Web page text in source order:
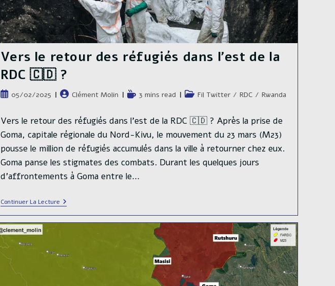
Vers le retour des réfugiés dans l’est de la
RDC 🇨🇩 ?
Publication
05/02/2025
Auteur/autrice
la
publication :
Clément Molin
Temps
lecture :
3 mins read
PostFil Twitter / RDC / Rwanda
Vers le retour des réfugiés dans l'est de la RDC 🇨🇩 ? Après la prise de
Goma, capitale régionale du Nord-Kivu, le mouvement du 23 mars (M23)
pousse le million de réfugiés accumulés dans la ville à retourner chez eux.
Goma panse les stigmates des combats. Durant les quelques jours
d'affrontements à Goma entre le…
Continuer La LectureVers
Le
Retour
Des
De